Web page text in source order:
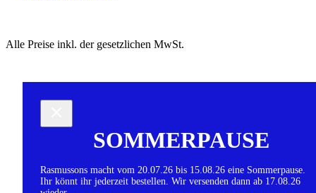
Alle Preise inkl. der gesetzlichen MwSt.
SOMMERPAUSE
Rasmussons macht vom 20.07.26 bis 15.08.26 eine Sommerpause.
Ihr könnt ihr jederzeit bestellen. Wir versenden dann ab 17.08.26